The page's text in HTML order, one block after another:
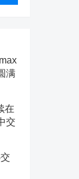
满
在
交